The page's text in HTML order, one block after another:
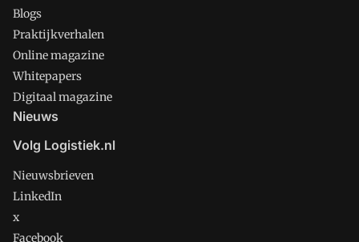
Blogs
Praktijkverhalen
Online magazine
Whitepapers
Digitaal magazine
Nieuws
Volg Logistiek.nl
Nieuwsbrieven
LinkedIn
x
Facebook